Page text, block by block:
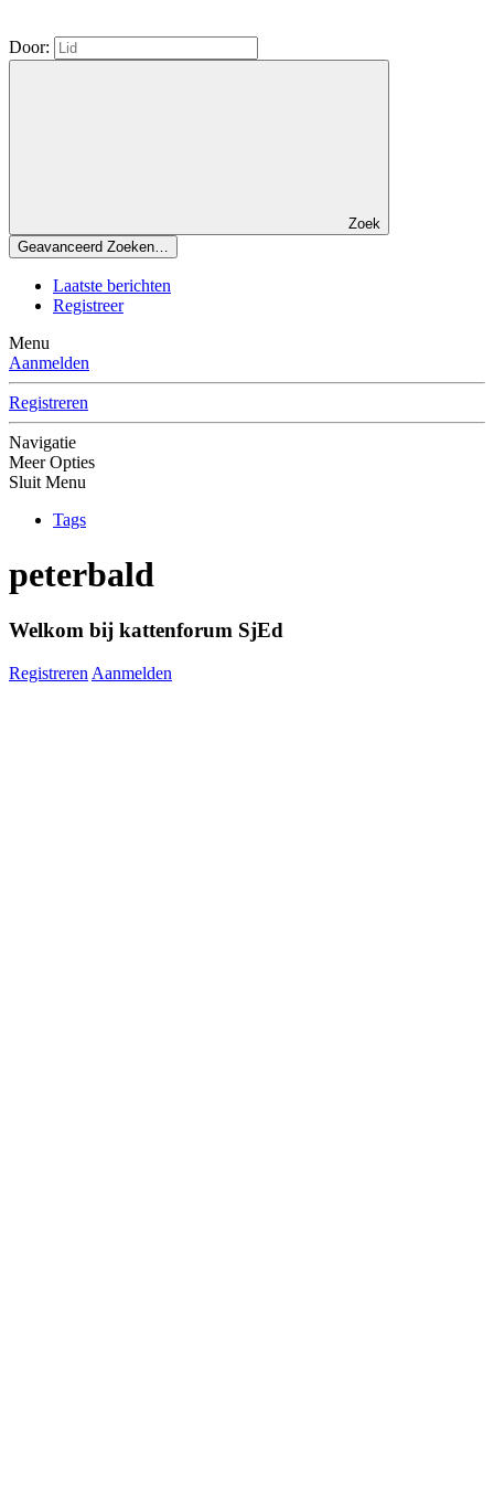
Door:
Zoek
Geavanceerd Zoeken…
Laatste berichten
Registreer
Menu
Aanmelden
Registreren
Navigatie
Meer Opties
Sluit Menu
Tags
peterbald
Welkom bij kattenforum SjEd
Registreren Aanmelden